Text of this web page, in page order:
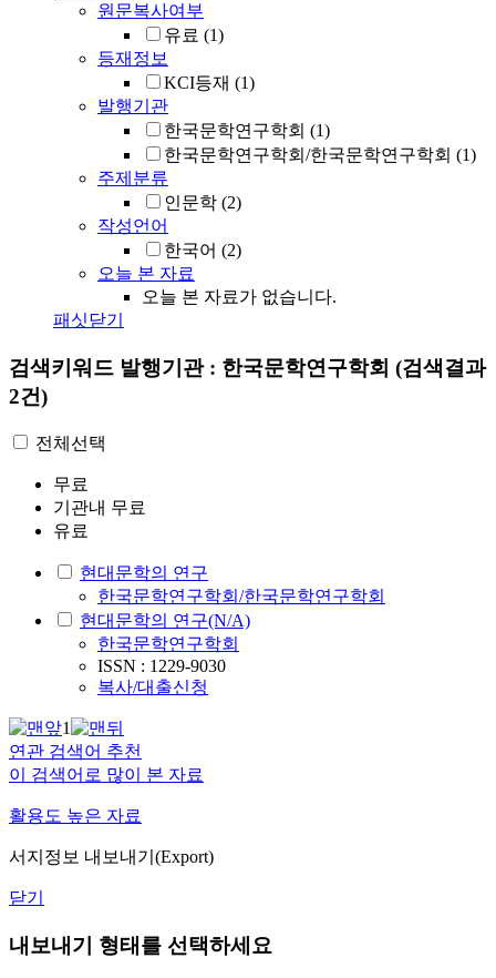
원문복사여부
유료 (1)
등재정보
KCI등재 (1)
발행기관
한국문학연구학회 (1)
한국문학연구학회/한국문학연구학회 (1)
주제분류
인문학 (2)
작성언어
한국어 (2)
오늘 본 자료
오늘 본 자료가 없습니다.
패싯닫기
검색키워드 발행기관 : 한국문학연구학회 (검색결과
2건)
전체선택
무료
기관내 무료
유료
현대문학의 연구
한국문학연구학회/한국문학연구학회
현대문학의 연구(N/A)
한국문학연구학회
ISSN : 1229-9030
복사/대출신청
1
연관 검색어 추천
이 검색어로 많이 본 자료
활용도 높은 자료
서지정보 내보내기(Export)
닫기
내보내기 형태를 선택하세요